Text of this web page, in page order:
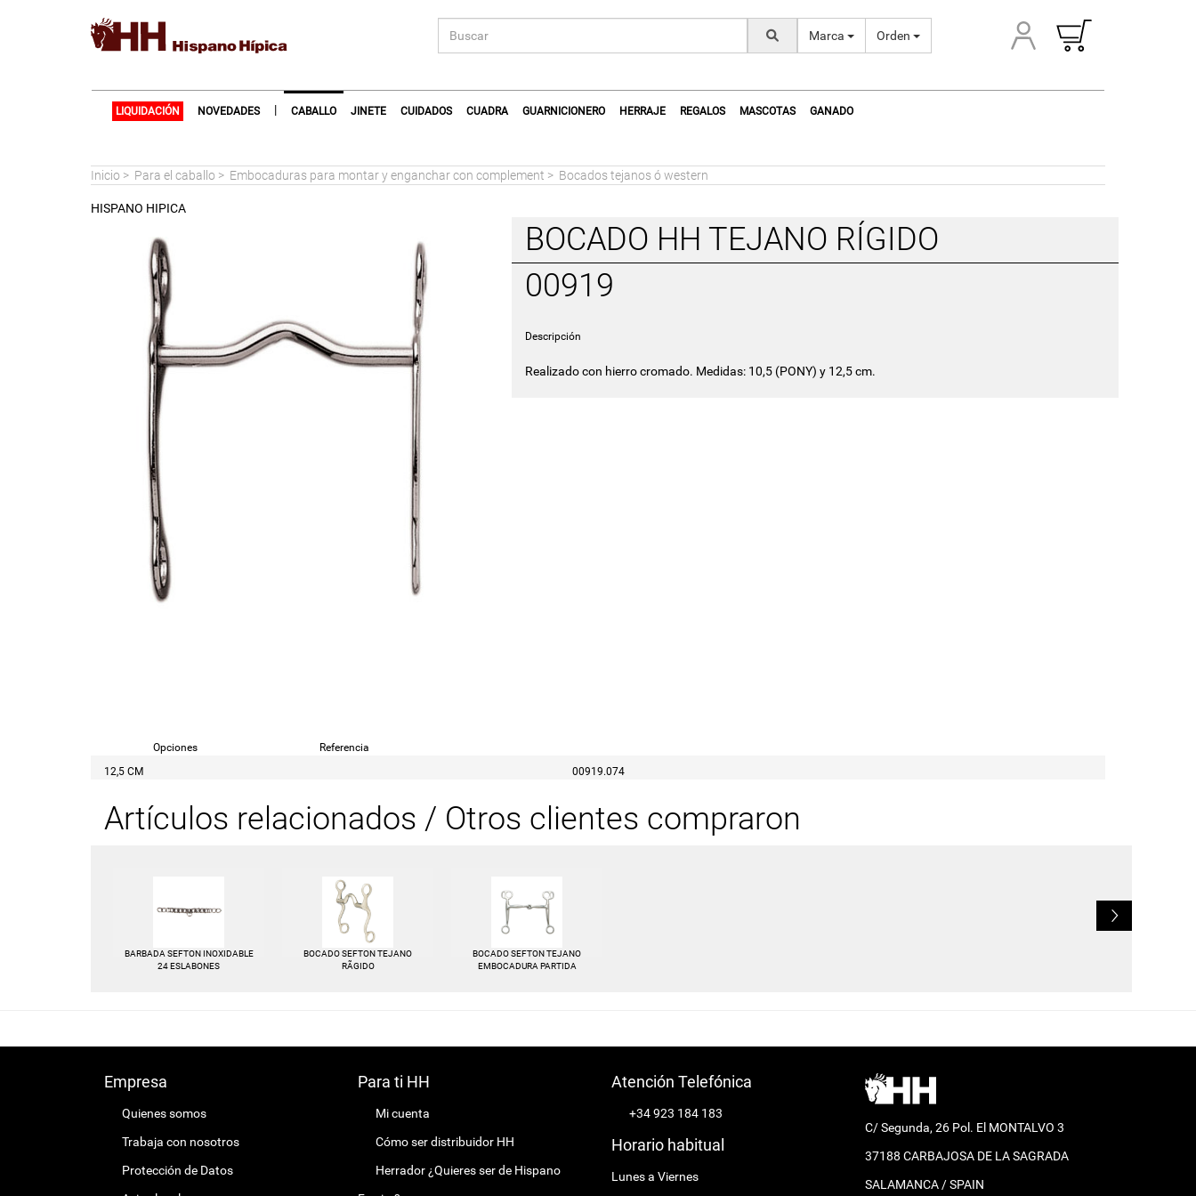
Marca Orden
LIQUIDACIÓN NOVEDADES | CABALLO JINETE CUIDADOS CUADRA GUARNICIONERO HERRAJE REGALOS MASCOTAS GANADO
Inicio > Para el caballo > Embocaduras para montar y enganchar con complement > Bocados tejanos ó western
HISPANO HIPICA
BOCADO HH TEJANO RÍGIDO
00919
Descripción
Realizado con hierro cromado. Medidas: 10,5 (PONY) y 12,5 cm.
Opciones
Referencia
12,5 CM
00919.074
Artículos relacionados / Otros clientes compraron
BARBADA SEFTON INOXIDABLE
24 ESLABONES
BOCADO SEFTON TEJANO
RÃGIDO
BOCADO SEFTON TEJANO
EMBOCADURA PARTIDA
L
Empresa
Quienes somos
Trabaja con nosotros
Protección de Datos
Para ti HH
Mi cuenta
Cómo ser distribuidor HH
Herrador ¿Quieres ser de Hispano
Atención Telefónica
+34 923 184 183
Horario habitual
Lunes a Viernes
C/ Segunda, 26 Pol. El MONTALVO 3
37188 CARBAJOSA DE LA SAGRADA
SALAMANCA / SPAIN